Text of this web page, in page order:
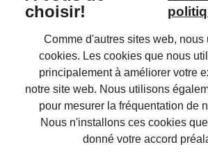
Infothèque
Entretien & réparations
Pour les professionnels de
OrthoShop
Extranet
Page d'accueil